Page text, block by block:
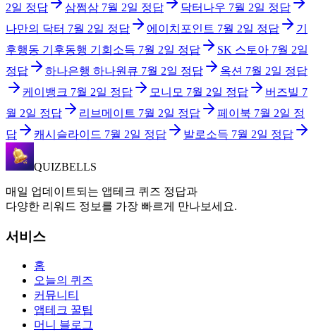
2일 정답 삼쩜삼 7월 2일 정답 닥터나우 7월 2일 정답
나만의 닥터 7월 2일 정답 에이치포인트 7월 2일 정답
기
후행동 기후동행 기회소득 7월 2일 정답 SK 스토아 7월 2일
정답
하나은행 하나원큐 7월 2일 정답 옥션 7월 2일 정답
케이뱅크 7월 2일 정답 모니모 7월 2일 정답 버즈빌 7
월 2일 정답 리브메이트 7월 2일 정답 페이북 7월 2일 정
답
캐시슬라이드 7월 2일 정답 발로소득 7월 2일 정답
QUIZBELLS
매일 업데이트되는 앱테크 퀴즈 정답과
다양한 리워드 정보를 가장 빠르게 만나보세요.
서비스
홈
오늘의 퀴즈
커뮤니티
앱테크 꿀팁
머니 블로그